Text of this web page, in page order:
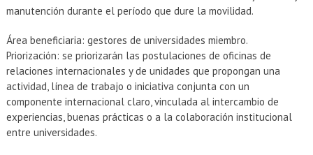
manutención durante el período que dure la movilidad.
Área beneficiaria: gestores de universidades miembro.
Priorización: se priorizarán las postulaciones de oficinas de
relaciones internacionales y de unidades que propongan una
actividad, línea de trabajo o iniciativa conjunta con un
componente internacional claro, vinculada al intercambio de
experiencias, buenas prácticas o a la colaboración institucional
entre universidades.